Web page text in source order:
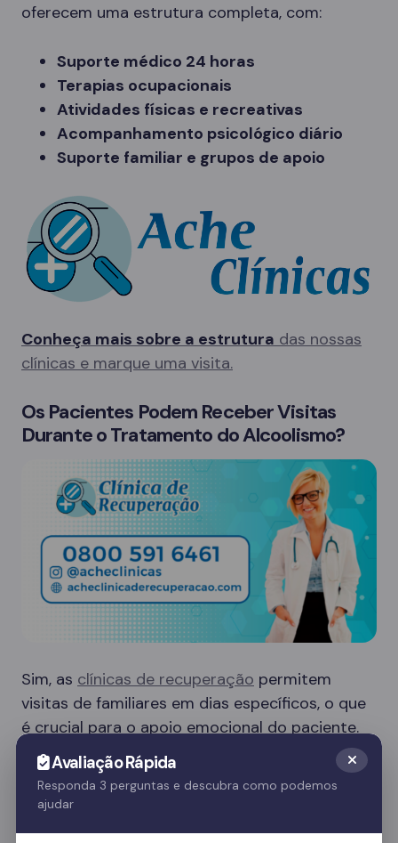
oferecem uma estrutura completa, com:
Suporte médico 24 horas
Terapias ocupacionais
Atividades físicas e recreativas
Acompanhamento psicológico diário
Suporte familiar e grupos de apoio
Conheça mais sobre a estrutura das nossas
clínicas e marque uma visita.
Os Pacientes Podem Receber Visitas
Durante o Tratamento do Alcoolismo?
Sim, as clínicas de recuperação permitem
visitas de familiares em dias específicos, o que
é crucial para o apoio emocional do paciente.
Essas visitas ajudam no processo de
recuperação e fortalecem o vínculo familiar.
Avaliação Rápida
Responda 3 perguntas e descubra como podemos
ajudar